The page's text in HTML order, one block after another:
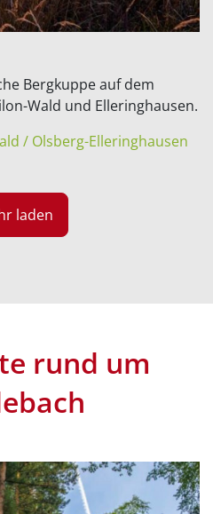
Bergkuppe auf dem
Wald und Elleringhausen.
/ Olsberg-Elleringhausen
laden
rund um